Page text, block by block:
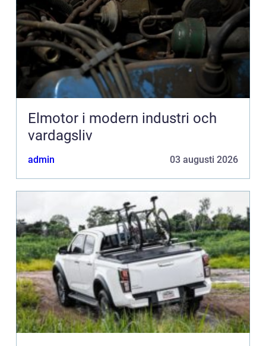
Elmotor i modern industri och
vardagsliv
admin 03 augusti 2026